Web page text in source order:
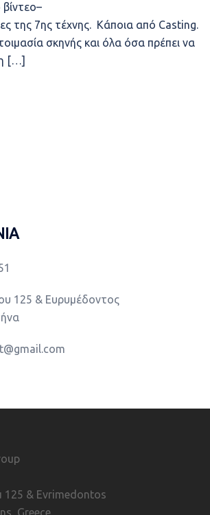
της 7ης τέχνης. Κάποια από Casting.
σκηνής και όλα όσα πρέπει να
[…]
125 & Ευρυμέδοντος
125 & Evrimedontos
Greece